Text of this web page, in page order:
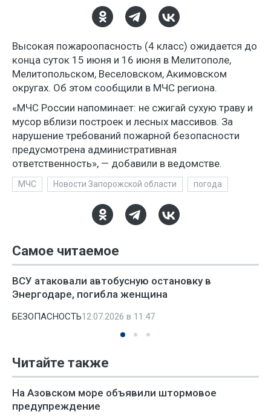
Высокая пожароопасность (4 класс) ожидается до
конца суток 15 июня и 16 июня в Мелитополе,
Мелитопольском, Веселовском, Акимовском
округах. Об этом сообщили в МЧС региона.
«МЧС России напоминает: не сжигай сухую траву и
мусор вблизи построек и лесных массивов. За
нарушение требований пожарной безопасности
предусмотрена административная
ответственность», — добавили в ведомстве.
МЧС Новости Запорожской области погода
Самое читаемое
ВСУ атаковали автобусную остановку в
Энергодаре, погибла женщина
БЕЗОПАСНОСТЬ12.07.2026 в 11:47
Читайте также
На Азовском море объявили штормовое
предупреждение